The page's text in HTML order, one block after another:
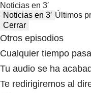
Noticias en 3′
Noticias en 3′ Últimos
Cerrar
Otros episodios
Cualquier tiempo
Tu audio se ha
Te redirigiremos al